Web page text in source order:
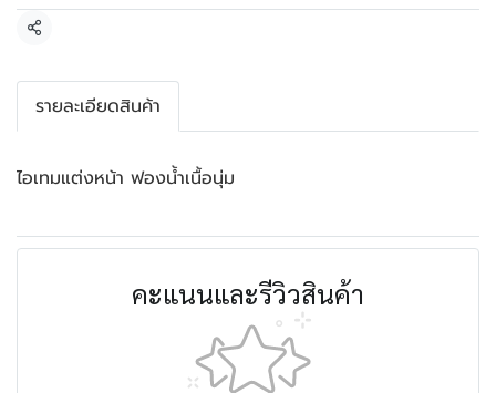
แชร์
รายละเอียดสินค้า
ไอเทมแต่งหน้า ฟองน้ำเนื้อนุ่ม
คะแนนและรีวิวสินค้า